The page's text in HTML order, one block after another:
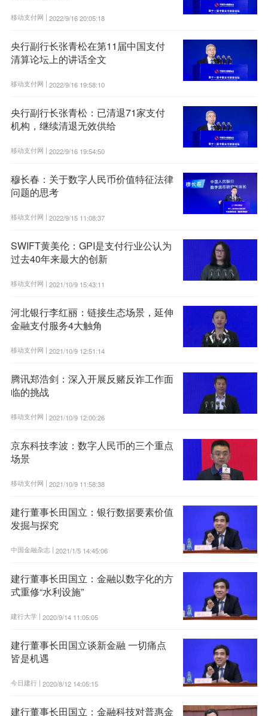
移动支付网 | 2022/9/16 20:05:18
央行副行长张青松在第11届中国支付
清算论坛上的讲话全文
移动支付网 | 2022/9/16 19:58:10
央行副行长张青松：已清退71家支付
机构，继续清退无效供给
移动支付网 | 2022/9/16 19:54:50
穆长春：关于数字人民币价值特征法律
问题的思考
移动支付网 | 2022/9/15 11:08:37
SWIFT黄美伦：GPI是支付行业公认为
过去40年来最大的创新
移动支付网 | 2021/10/9 15:43:11
河北银行李红丽：链接生态场景，延伸
金融支付服务4大触角
移动支付网 | 2021/10/9 12:51:14
腾讯郑浩剑：深入开展反赌反诈工作面
临的挑战
移动支付网 | 2021/10/9 12:00:26
京东科技李波：数字人民币的三个重点
场景
移动支付网 | 2021/10/9 11:58:38
建行董事长田国立：银行数据要素价值
发掘与探究
中国金融杂志 | 2021/1/5 14:45:06
建行董事长田国立：金融以数字化的方
式重修“水利设施”
建行大学 | 2020/9/14 11:05:05
建行董事长田国立谈新金融 一切痛点
皆是机遇
今日建行 | 2020/8/12 14:05:15
建行董事长田国立：金融科技对普惠金